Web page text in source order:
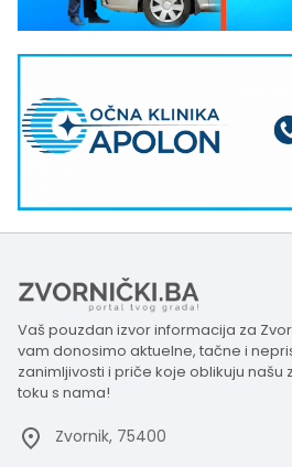
Vaš pouzdan izvor informacija za
vam donosimo aktuelne, tačne i
zanimljivosti i priče koje oblikuju našu
toku s nama!
Zvornik, 75400